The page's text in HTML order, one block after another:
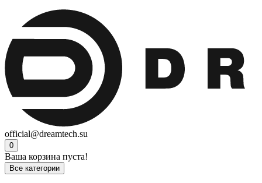
official@dreamtech.su
0
Ваша корзина пуста!
Все категории